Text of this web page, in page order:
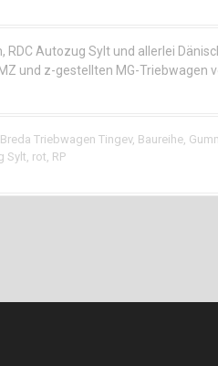
Autozug Sylt und allerlei
und z-gestellten MG-Triebwagen
Triebwagen Tingev, Baureihe,
Sylt, rot, RP